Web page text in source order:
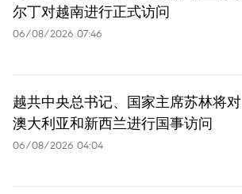
尔丁对越南进行正式访问
06/08/2026 07:46
越共中央总书记、国家主席苏林将对
澳大利亚和新西兰进行国事访问
06/08/2026 04:04